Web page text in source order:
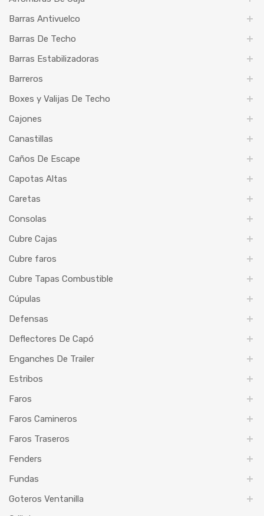
Barras Antivuelco
Barras De Techo
Barras Estabilizadoras
Barreros
Boxes y Valijas De Techo
Cajones
Canastillas
Caños De Escape
Capotas Altas
Caretas
Consolas
Cubre Cajas
Cubre faros
Cubre Tapas Combustible
Cúpulas
Defensas
Deflectores De Capó
Enganches De Trailer
Estribos
Faros
Faros Camineros
Faros Traseros
Fenders
Fundas
Goteros Ventanilla